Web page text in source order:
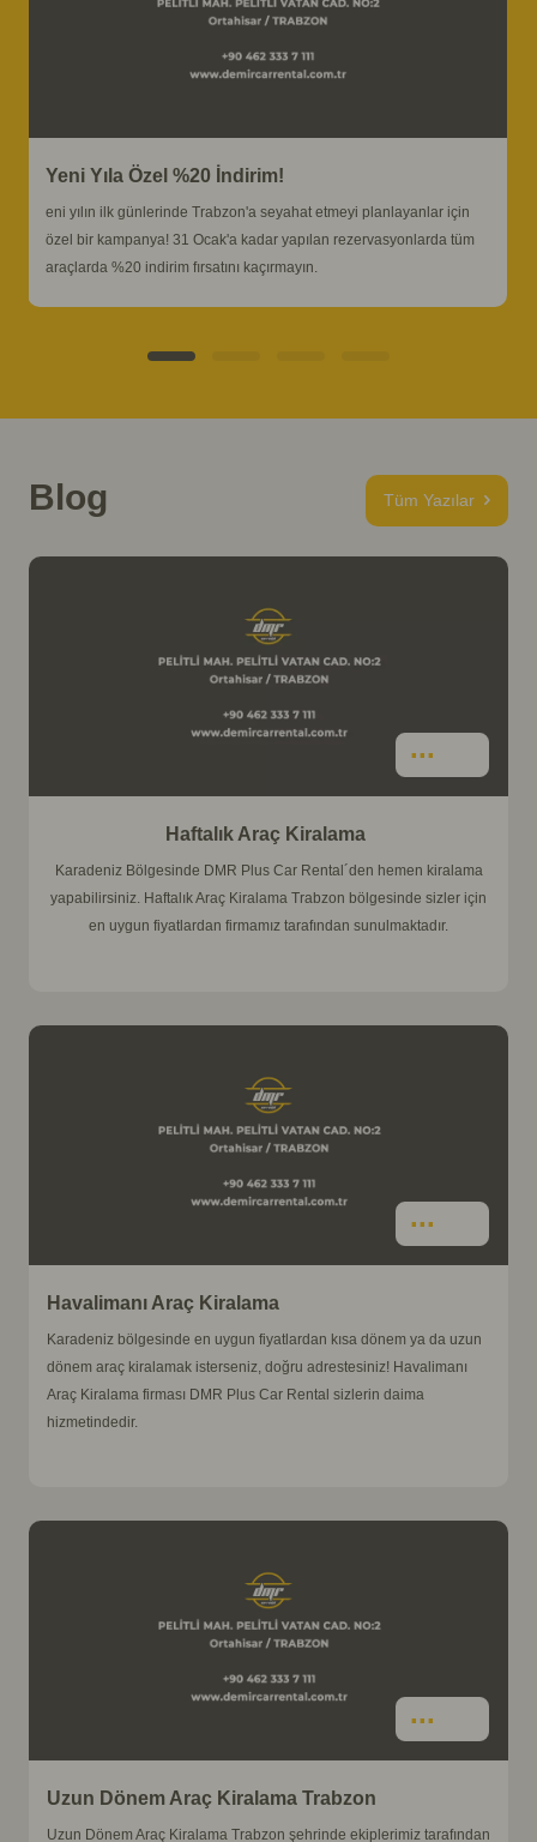
Yeni Yıla Özel %20 İndirim!
eni yılın ilk günlerinde Trabzon'a seyahat etmeyi planlayanlar için
özel bir kampanya! 31 Ocak'a kadar yapılan rezervasyonlarda tüm
araçlarda %20 indirim fırsatını kaçırmayın.
Blog Tüm Yazılar
Haftalık Araç Kiralama
Karadeniz Bölgesinde DMR Plus Car Rental´den hemen kiralama
yapabilirsiniz. Haftalık Araç Kiralama Trabzon bölgesinde sizler için
en uygun fiyatlardan firmamız tarafından sunulmaktadır.
Havalimanı Araç Kiralama
Karadeniz bölgesinde en uygun fiyatlardan kısa dönem ya da uzun
dönem araç kiralamak isterseniz, doğru adrestesiniz! Havalimanı
Araç Kiralama firması DMR Plus Car Rental sizlerin daima
hizmetindedir.
Uzun Dönem Araç Kiralama Trabzon
Uzun Dönem Araç Kiralama Trabzon şehrinde ekiplerimiz tarafından